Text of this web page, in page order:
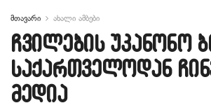
მთავარი ახალი ამბები
ჩვილების უკანონო
საქართველოდან
მედია